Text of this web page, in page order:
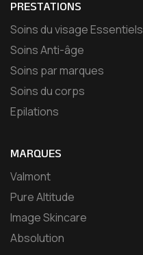
PRESTATIONS
Soins du visage Essentiels
Soins Anti-âge
Soins par marques
Soins du corps
Epilations
MARQUES
Valmont
Pure Altitude
Image Skincare
Absolution